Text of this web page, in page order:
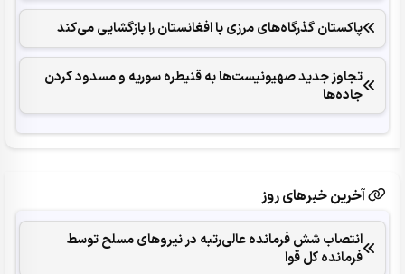
پاکستان گذرگاه‌های مرزی با افغانستان را بازگشایی می‌کند
تجاوز جدید صهیونیست‌ها به قنیطره سوریه و مسدود کردن
جاده‌ها
آخرین خبرهای روز
انتصاب شش فرمانده عالی‌رتبه در نیروهای مسلح توسط
فرمانده کل قوا